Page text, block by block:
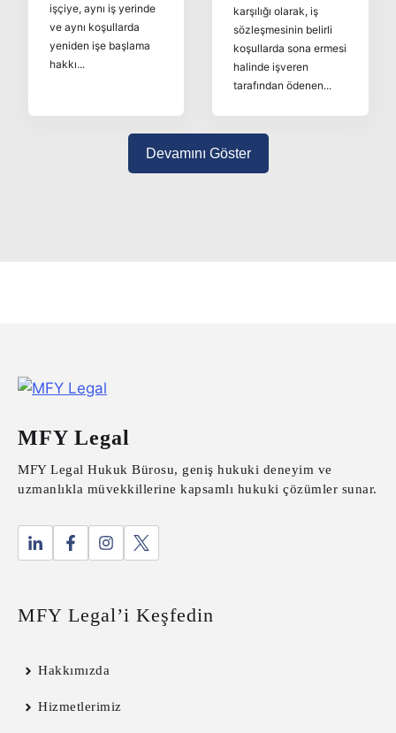
işçiye, aynı iş yerinde
ve aynı koşullarda
yeniden işe başlama
hakkı...
karşılığı olarak, iş
sözleşmesinin belirli
koşullarda sona ermesi
halinde işveren
tarafından ödenen...
Devamını Göster
MFY Legal
MFY Legal Hukuk Bürosu, geniş hukuki deneyim ve
uzmanlıkla müvekkillerine kapsamlı hukuki çözümler sunar.
MFY Legal’i Keşfedin
Hakkımızda
Hizmetlerimiz